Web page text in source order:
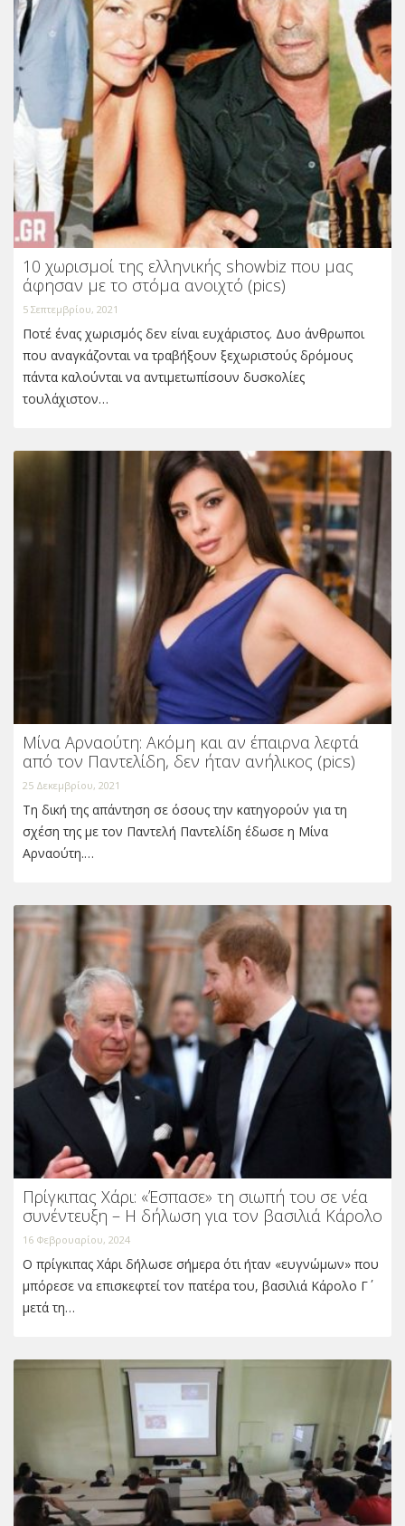
10 χωρισμοί της ελληνικής showbiz που μας
άφησαν με το στόμα ανοιχτό (pics)
5 Σεπτεμβρίου, 2021
Ποτέ ένας χωρισμός δεν είναι ευχάριστος. Δυο άνθρωποι
που αναγκάζονται να τραβήξουν ξεχωριστούς δρόμους
πάντα καλούνται να αντιμετωπίσουν δυσκολίες
τουλάχιστον…
Μίνα Αρναούτη: Ακόμη και αν έπαιρνα λεφτά
από τον Παντελίδη, δεν ήταν ανήλικος (pics)
25 Δεκεμβρίου, 2021
Τη δική της απάντηση σε όσους την κατηγορούν για τη
σχέση της με τον Παντελή Παντελίδη έδωσε η Μίνα
Αρναούτη.…
Πρίγκιπας Χάρι: «Έσπασε» τη σιωπή του σε νέα
συνέντευξη – Η δήλωση για τον βασιλιά Κάρολο
16 Φεβρουαρίου, 2024
Ο πρίγκιπας Χάρι δήλωσε σήμερα ότι ήταν «ευγνώμων» που
μπόρεσε να επισκεφτεί τον πατέρα του, βασιλιά Κάρολο Γ΄
μετά τη…